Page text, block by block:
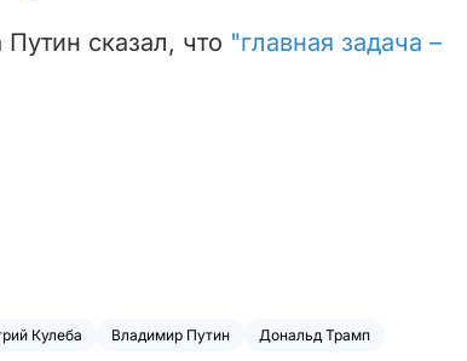
сказал, что "главная задача –
Кулеба Владимир Путин Дональд Трамп